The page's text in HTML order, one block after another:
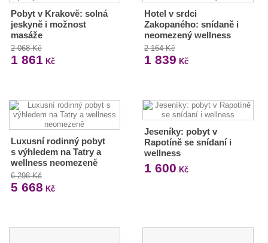
Pobyt v Krakově: solná
jeskyně i možnost
masáže
2 068 Kč
1 861 Kč
Hotel v srdci
Zakopaného: snídaně i
neomezený wellness
2 164 Kč
1 839 Kč
Luxusní rodinný pobyt
s výhledem na Tatry a
wellness neomezeně
6 298 Kč
5 668 Kč
Jeseníky: pobyt v
Rapotíně se snídaní i
wellness
1 600 Kč